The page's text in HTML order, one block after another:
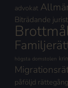
advokat
Biträdande jurist
högsta domstolen
påföljd rättegång